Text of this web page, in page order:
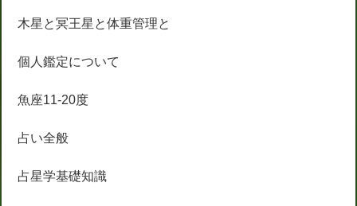
木星と冥王星と体重管理と
個人鑑定について
魚座11-20度
占い全般
占星学基礎知識